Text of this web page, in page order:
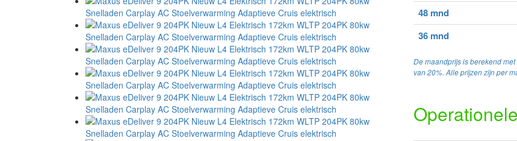
48 mnd
36 mnd
De maandprijs is berekend
van 20%. Alle prijzen zijn per